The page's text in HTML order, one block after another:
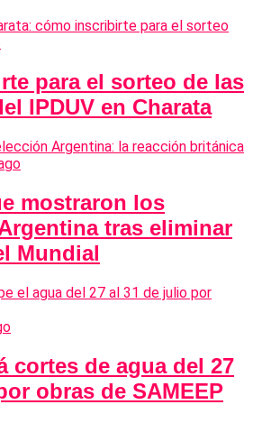
para el sorteo de las
IPDUV en Charata
mostraron los
tras eliminar
Mundial
cortes de agua del 27
obras de SAMEEP